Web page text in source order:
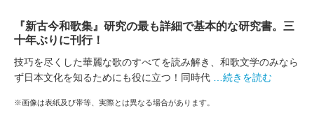
『新古今和歌集』研究の最も詳細で基本的な研究書。三
十年ぶりに刊行！
技巧を尽くした華麗な歌のすべてを読み解き、和歌文学のみなら
ず日本文化を知るためにも役に立つ！同時代
…続きを読む
※画像は表紙及び帯等、実際とは異なる場合があります。